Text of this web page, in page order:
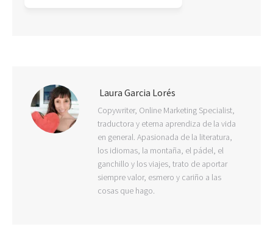
Laura Garcia Lorés
Copywriter, Online Marketing Specialist,
traductora y eterna aprendiza de la vida
en general. Apasionada de la literatura,
los idiomas, la montaña, el pádel, el
ganchillo y los viajes, trato de aportar
siempre valor, esmero y cariño a las
cosas que hago.